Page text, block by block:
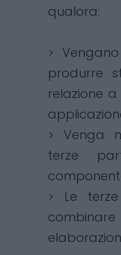
qualora:
>
produrre
relazione
> Venga
terze
> Le